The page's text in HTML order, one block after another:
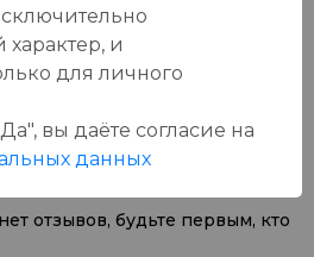
отзывов, будьте первым, кто
и
для личного
вы даёте cогласие на
данных